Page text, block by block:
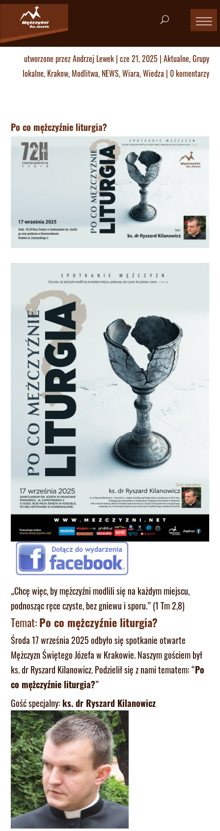
utworzone przezAndrzej Lewek| cze 21, 2025 | Aktualne,Grupy
lokalne, Krakow, Modlitwa, NEWS,Wiara,Wiedza| 0 komentarzy
Po co mężczyźnie liturgia?
„Chcę więc, by mężczyźni modlili się na każdym miejscu,
podnosząc ręce czyste, bez gniewu i sporu.” (1 Tm 2,8)
Temat:Po co mężczyźnie liturgia?
Środa 17 września 2025 odbyło się spotkanie otwarte
Mężczyzn Świętego Józefa w Krakowie. Naszym gościem był
ks. dr Ryszard Kilanowicz. Podzielił się z nami tematem: “Po
co mężczyźnie liturgia?”
Gość specjalny: ks. dr Ryszard Kilanowicz